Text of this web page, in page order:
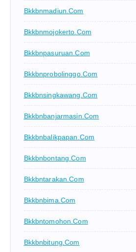
Bkkbnmadiun.com
Bkkbnmojokerto.com
Bkkbnpasuruan.com
Bkkbnprobolinggo.com
Bkkbnsingkawang.com
Bkkbnbanjarmasin.com
Bkkbnbalikpapan.com
Bkkbnbontang.com
Bkkbntarakan.com
Bkkbnbima.com
Bkkbntomohon.com
Bkkbnbitung.com